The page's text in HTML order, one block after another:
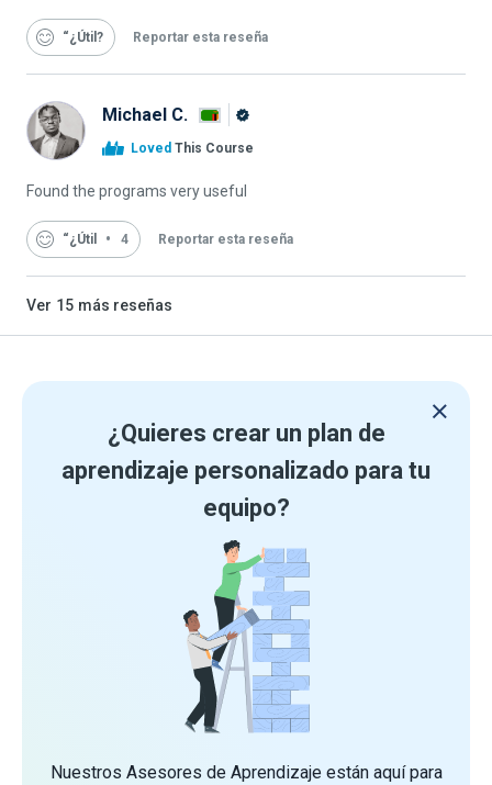
“¿Útil Reportar esta reseña
Michael C.
Alison
Loved This Course
Found the programs very useful
“¿Útil 4 Reportar esta reseña
Ver 15 más reseñas
¿Quieres crear un plan de
aprendizaje personalizado para tu
equipo?
Nuestros Asesores de Aprendizaje están aquí para